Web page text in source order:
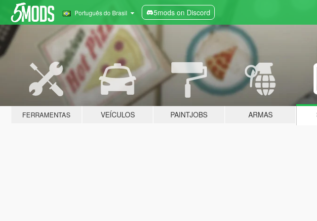
Português do Brasil 5mods on Discord
FERRAMENTAS VEÍCULOS PAINTJOBS ARMAS